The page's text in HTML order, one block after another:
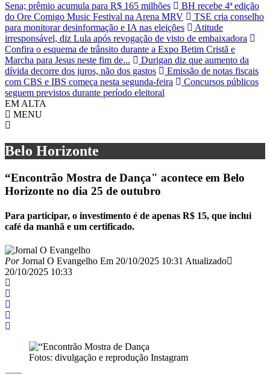
Sena; prêmio acumula para R$ 165 milhões
BH recebe 4ª edição
do Ore Comigo Music Festival na Arena MRV
TSE cria conselho
para monitorar desinformação e IA nas eleições
Atitude
irresponsável, diz Lula após revogação de visto de embaixadora
Confira o esquema de trânsito durante a Expo Betim Cristã e
Marcha para Jesus neste fim de...
Durigan diz que aumento da
dívida decorre dos juros, não dos gastos
Emissão de notas fiscais
com CBS e IBS começa nesta segunda-feira
Concursos públicos
seguem previstos durante período eleitoral
EM ALTA
MENU
Belo Horizonte
“Encontrão Mostra de Dança" acontece em Belo
Horizonte no dia 25 de outubro
Para participar, o investimento é de apenas R$ 15, que inclui
café da manhã e um certificado.
PorJornal O Evangelho Em 20/10/2025 10:31 Atualizado
20/10/2025 10:33
Fotos: divulgação e reprodução Instagram